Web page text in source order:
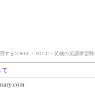
るTOEFL・TOEIC・英検の英語学習
て